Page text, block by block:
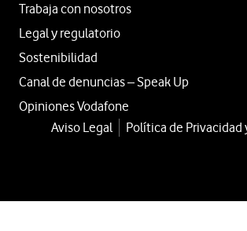
Trabaja con nosotros
Legal y regulatorio
Sostenibilidad
Canal de denuncias – Speak Up
Opiniones Vodafone
Aviso Legal Política de Privacidad